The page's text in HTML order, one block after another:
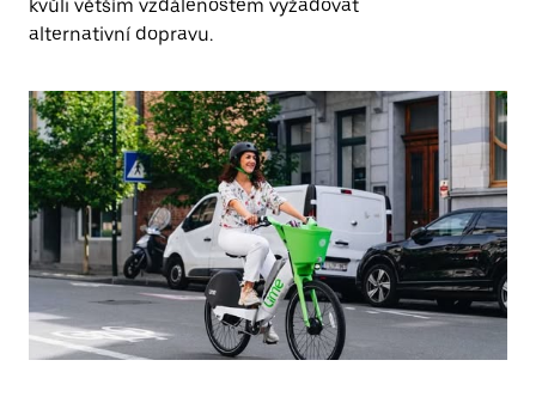
kvůli větším vzdálenostem vyžadovat
alternativní dopravu.